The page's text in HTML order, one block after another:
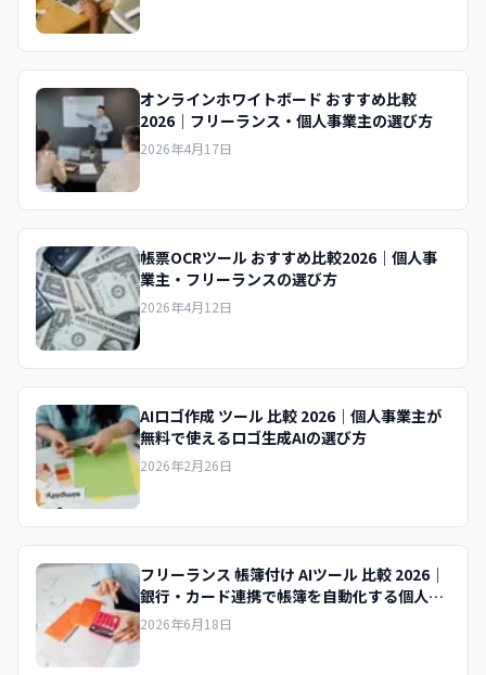
オンラインホワイトボード おすすめ比較
2026｜フリーランス・個人事業主の選び方
2026年4月17日
帳票OCRツール おすすめ比較2026｜個人事
業主・フリーランスの選び方
2026年4月12日
AIロゴ作成 ツール 比較 2026｜個人事業主が
無料で使えるロゴ生成AIの選び方
2026年2月26日
フリーランス 帳簿付け AIツール 比較 2026｜
銀行・カード連携で帳簿を自動化する個人向
けAIの選び方
2026年6月18日